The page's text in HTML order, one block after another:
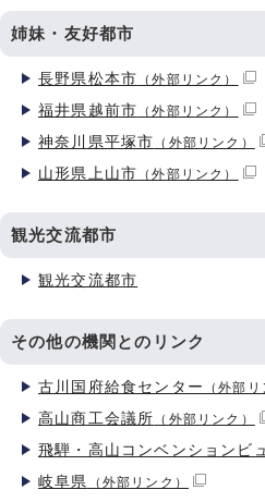
姉妹・友好都市
長野県松本市 （外部リンク）
福井県越前市 （外部リンク）
神奈川県平塚市 （外部リンク）
山形県上山市 （外部リンク）
観光交流都市
観光交流都市
その他の機関とのリンク
古川国府給食センター （外部リ
高山商工会議所 （外部リンク）
飛騨・高山コンベンションビ
岐阜県 （外部リンク）